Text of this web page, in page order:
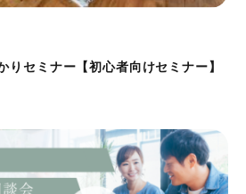
りセミナー【初心者向けセミナー】